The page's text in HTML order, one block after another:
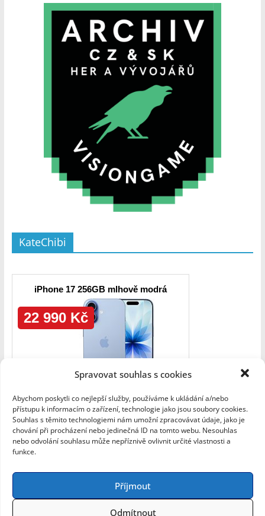
Spravovat souhlas s cookies
Abychom poskytli co nejlepší služby, používáme k ukládání a/nebo
přístupu k informacím o zařízení, technologie jako jsou soubory cookies.
Souhlas s těmito technologiemi nám umožní zpracovávat údaje, jako je
chování při procházení nebo jedinečná ID na tomto webu. Nesouhlas
nebo odvolání souhlasu může nepříznivě ovlivnit určité vlastnosti a
funkce.
Příjmout
Odmítnout
KateChibi
A-Byte: Geek Blog
vyhrazena.